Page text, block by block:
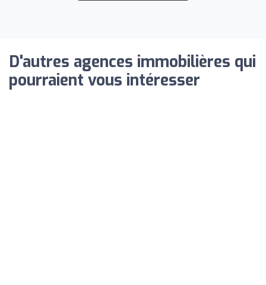
D'autres agences immobilières qui
pourraient vous intéresser